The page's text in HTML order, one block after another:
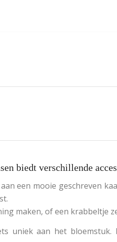
biedt verschillende
een mooie geschreven
maken, of een krabbeltje
uniek aan het bloemstuk.